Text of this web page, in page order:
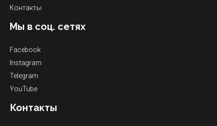
Контакты
Мы в соц. сетях
Facebook
Instagram
Telegram
YouTube
Контакты